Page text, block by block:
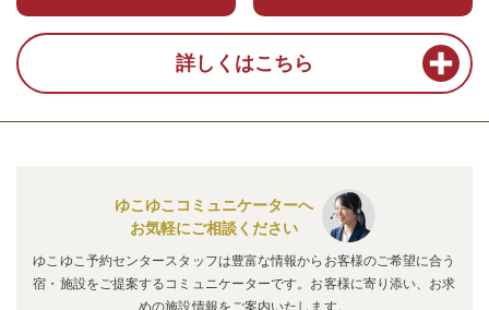
詳しくはこちら
ゆこゆこコミュニケーターへ
お気軽にご相談ください
ゆこゆこ予約センタースタッフは豊富な情報からお客様のご希望に合う
宿・施設をご提案するコミュニケーターです。お客様に寄り添い、お求
めの施設情報をご案内いたします。